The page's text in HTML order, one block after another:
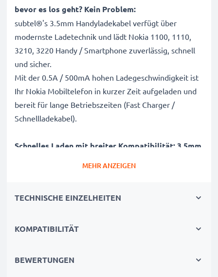
bevor es los geht? Kein Problem:
subtel®'s 3.5mm Handyladekabel verfügt über
modernste Ladetechnik und lädt Nokia 1100, 1110,
3210, 3220 Handy / Smartphone zuverlässig, schnell
und sicher.
Mit der 0.5A / 500mA hohen Ladegeschwindigkeit ist
Ihr Nokia Mobiltelefon in kurzer Zeit aufgeladen und
bereit für lange Betriebszeiten (Fast Charger /
Schnellladekabel).
Schnelles Laden mit breiter Kompatibilität: 3.5mm
✔ Kurze Ladezeiten & schnelles Laden -
Ladegeschwindigkeit
Bruchsicheres Stromkabel und knicksicherer
MEHR ANZEIGEN
TECHNISCHE EINZELHEITEN
KOMPATIBILITÄT
BEWERTUNGEN